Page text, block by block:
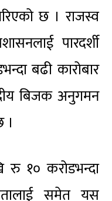
छ । राजस्व
पारदर्शी
बढी कारोबार
बिजक अनुगमन
।
रु १० करोडभन्दा
समेत यस